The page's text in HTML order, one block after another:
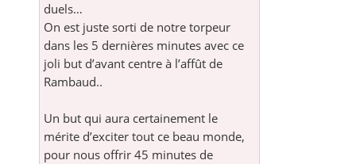
duels…
On est juste sorti de notre torpeur
dans les 5 dernières minutes avec ce
joli but d’avant centre à l’affût de
Rambaud..
Un but qui aura certainement le
mérite d’exciter tout ce beau monde,
pour nous offrir 45 minutes de